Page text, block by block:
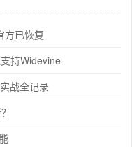
方已恢复
持Widevine
战全记录